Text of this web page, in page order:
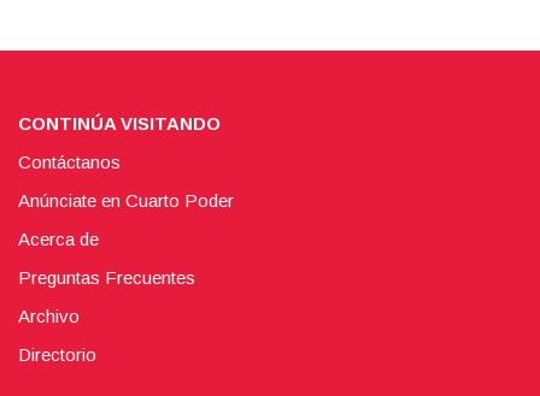
CONTINÚA VISITANDO
Contáctanos
Anúnciate en Cuarto Poder
Acerca de
Preguntas Frecuentes
Archivo
Directorio